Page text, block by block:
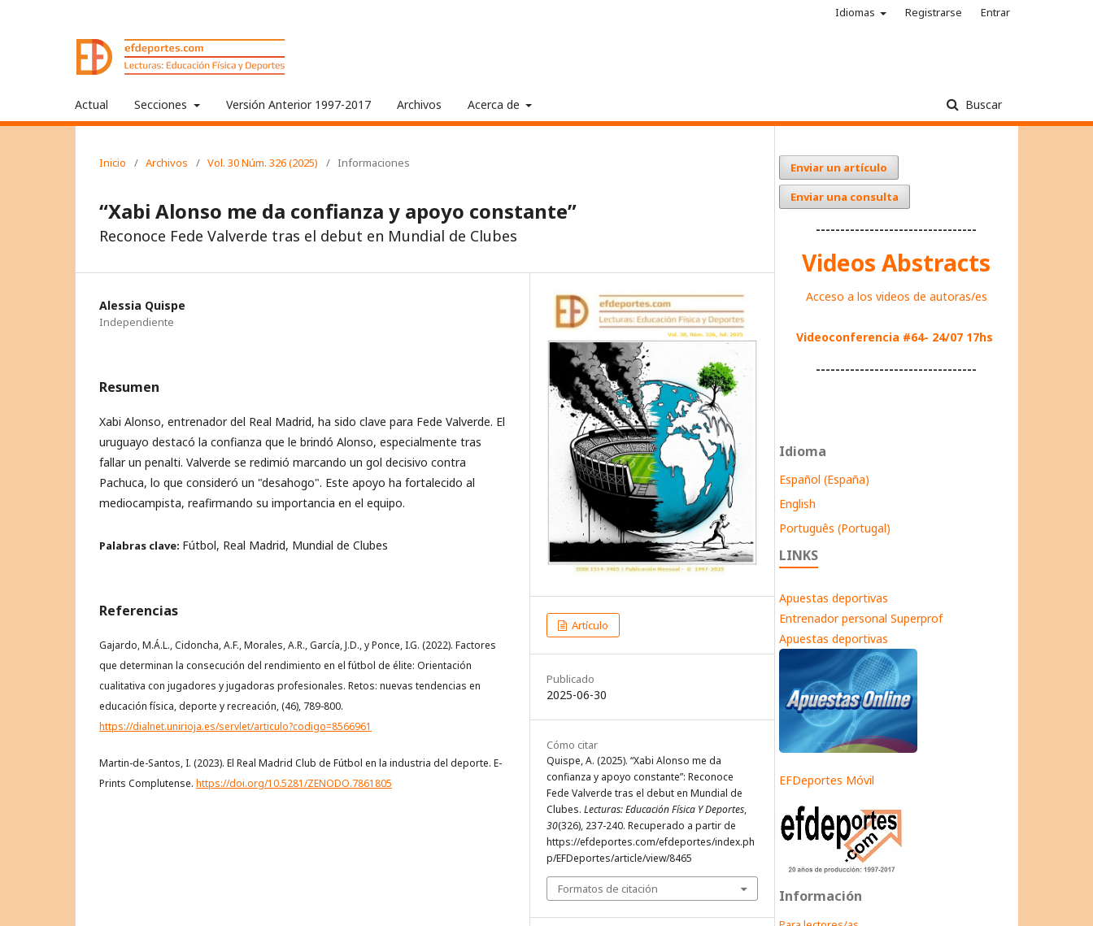
Actual Secciones Versión Anterior 1997-2017 Archivos Acerca de Buscar
Idiomas Registrarse Entrar
Inicio / Archivos / Vol. 30 Núm. 326 (2025) / Informaciones
“Xabi Alonso me da confianza y apoyo constante”
Reconoce Fede Valverde tras el debut en Mundial de Clubes
Alessia Quispe
Independiente
Resumen
Xabi Alonso, entrenador del Real Madrid, ha sido clave para Fede Valverde. El
uruguayo destacó la confianza que le brindó Alonso, especialmente tras
fallar un penalti. Valverde se redimió marcando un gol decisivo contra
Pachuca, lo que consideró un "desahogo". Este apoyo ha fortalecido al
mediocampista, reafirmando su importancia en el equipo.
Palabras clave: Fútbol, Real Madrid, Mundial de Clubes
Referencias
Gajardo, M.Á.L., Cidoncha, A.F., Morales, A.R., García, J.D., y Ponce, I.G. (2022). Factores
que determinan la consecución del rendimiento en el fútbol de élite: Orientación
cualitativa con jugadores y jugadoras profesionales. Retos: nuevas tendencias en
educación física, deporte y recreación, (46), 789-800.
https://dialnet.unirioja.es/servlet/articulo?codigo=8566961
Martin-de-Santos, I. (2023). El Real Madrid Club de Fútbol en la industria del deporte. E-
Prints Complutense. https://doi.org/10.5281/ZENODO.7861805
Artículo
Publicado
2025-06-30
Cómo citar
Quispe, A. (2025). “Xabi Alonso me da
confianza y apoyo constante”: Reconoce
Fede Valverde tras el debut en Mundial de
Clubes. Lecturas: Educación Física Y Deportes,
30(326), 237-240. Recuperado a partir de
https://efdeportes.com/efdeportes/index.ph
p/EFDeportes/article/view/8465
Formatos de citación
Enviar un artículo
Enviar una consulta
---------------------------------
Videos Abstracts
Acceso a los videos de autoras/es
Videoconferencia #64- 24/07 17hs
---------------------------------
Idioma
Español (España)
English
Português (Portugal)
LINKS
Apuestas deportivas
Entrenador personal Superprof
Apuestas deportivas
EFDeportes Móvil
Información